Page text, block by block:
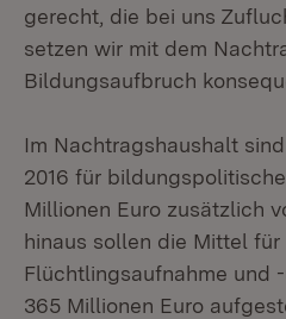
gerecht, die bei uns
setzen wir mit dem
Bildungsaufbruch
Im Nachtragshaushalt
2016 für
Millionen Euro zusätzlich
hinaus sollen die Mittel für
Flüchtlingsaufnahme und
365 Millionen Euro